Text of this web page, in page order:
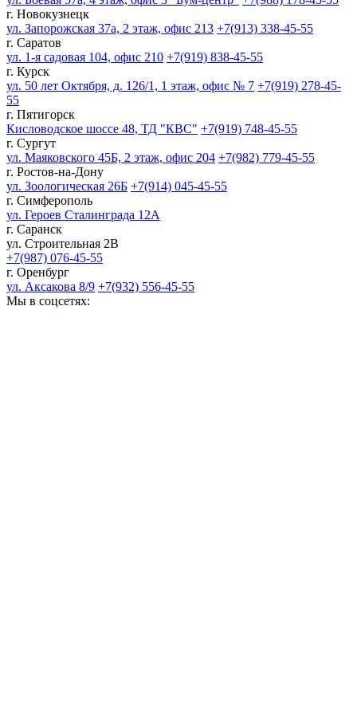
г. Новокузнецк
ул. Запорожская 37а, 2 этаж, офис 213 +7(913) 338-45-55
г. Саратов
ул. 1-я садовая 104, офис 210 +7(919) 838-45-55
г. Курск
ул. 50 лет Октября, д. 126/1, 1 этаж, офис № 7 +7(919) 278-45-
55
г. Пятигорск
Кисловодское шоссе 48, ТД "КВС" +7(919) 748-45-55
г. Сургут
ул. Маяковского 45Б, 2 этаж, офис 204 +7(982) 779-45-55
г. Ростов-на-Дону
ул. Зоологическая 26Б +7(914) 045-45-55
г. Симферополь
ул. Героев Сталинграда 12А
г. Саранск
ул. Строительная 2В
+7(987) 076-45-55
г. Оренбург
ул. Аксакова 8/9 +7(932) 556-45-55
Мы в соцсетях: